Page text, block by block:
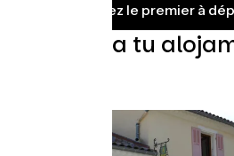
Soyez le premier à
Encuentra tu